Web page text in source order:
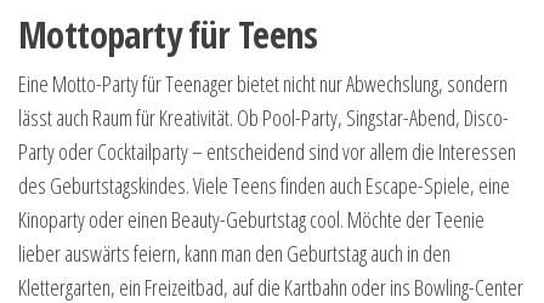
Mottoparty für Teens
Eine Motto-Party für Teenager bietet nicht nur Abwechslung, sondern
lässt auch Raum für Kreativität. Ob Pool-Party, Singstar-Abend, Disco-
Party oder Cocktailparty – entscheidend sind vor allem die Interessen
des Geburtstagskindes. Viele Teens finden auch Escape-Spiele, eine
Kinoparty oder einen Beauty-Geburtstag cool. Möchte der Teenie
lieber auswärts feiern, kann man den Geburtstag auch in den
Klettergarten, ein Freizeitbad, auf die Kartbahn oder ins Bowling-Center